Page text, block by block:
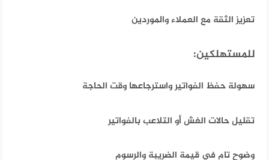
تعزيز الثقة مع العملاء والموردين
للمستهلكين:
سهولة حفظ الفواتير واسترجاعها وقت الحاجة
تقليل حالات الغش أو التلاعب بالفواتير
وضوح تام في قيمة الضريبة والرسوم